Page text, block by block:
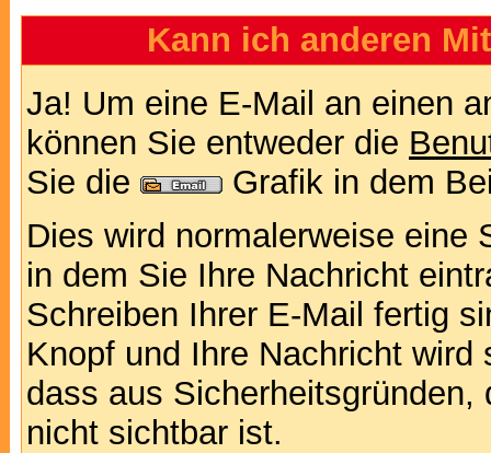
Kann ich anderen
Ja! Um eine E-Mail an einen
können Sie entweder die
Sie die
Grafik in dem
Dies wird normalerweise eine
in dem Sie Ihre Nachricht
Schreiben Ihrer E-Mail fertig
Knopf und Ihre Nachricht
dass aus
nicht sichtbar ist.